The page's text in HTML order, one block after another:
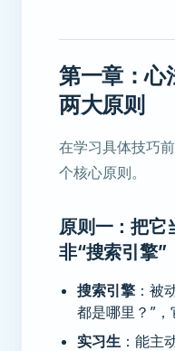
第一章：心
两大原则
在学习具体技巧
个核心原则。
原则一：把它
非“搜索引擎”
搜索引擎 ：被
都是哪里？”，
实习生 ：能主